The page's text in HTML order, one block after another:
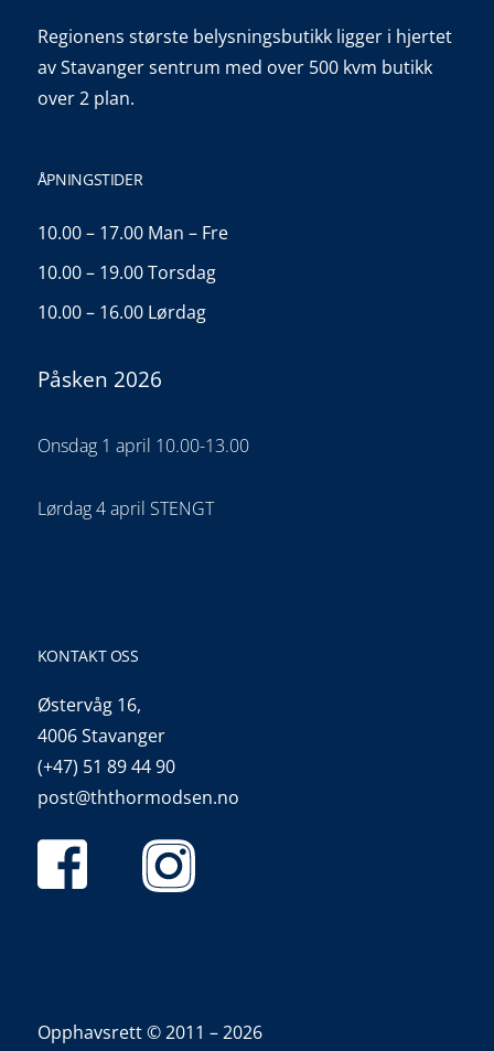
Regionens største belysningsbutikk ligger i hjertet
av Stavanger sentrum med over 500 kvm butikk
over 2 plan.
ÅPNINGSTIDER
10.00 – 17.00 Man – Fre
10.00 – 19.00 Torsdag
10.00 – 16.00 Lørdag
Påsken 2026
Onsdag 1 april 10.00-13.00
Lørdag 4 april STENGT
KONTAKT OSS
Østervåg 16,
4006 Stavanger
(+47) 51 89 44 90
post@ththormodsen.no
Opphavsrett © 2011 – 2026